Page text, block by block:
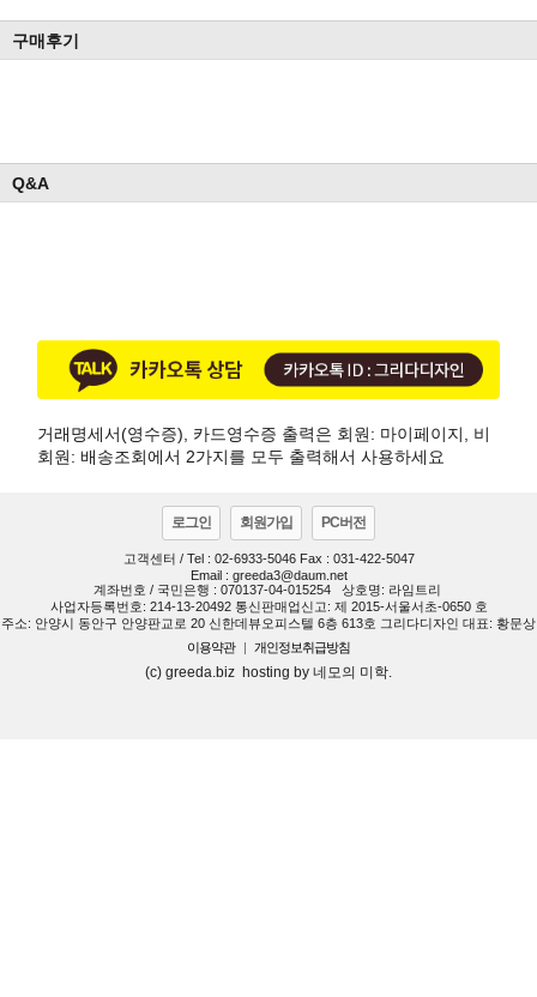
구매후기
Q&A
거래명세서(영수증), 카드영수증 출력은 회원: 마이페이지, 비
회원: 배송조회에서 2가지를 모두 출력해서 사용하세요
로그인 회원가입 PC버전
고객센터 / Tel : 02-6933-5046 Fax : 031-422-5047
Email : greeda3@daum.net
계좌번호 / 국민은행 : 070137-04-015254
상호명: 라임트리
사업자등록번호: 214-13-20492 통신판매업신고: 제 2015-서울서초-0650 호
주소: 안양시 동안구 안양판교로 20 신한데뷰오피스텔 6층 613호 그리다디자인 대표: 황문상
이용약관
| 개인정보취급방침
(c) greeda.biz hosting by 네모의 미학.